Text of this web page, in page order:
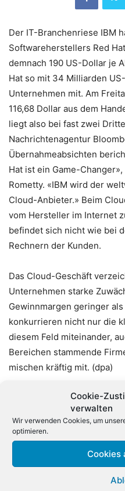
Cookie-
verwalten
Wir verwenden Cookies, um
optimieren.
Cookies
Der IT-Branchenriese IBM
Softwareherstellers Red
demnach 190 US-Dollar je
Hat so mit 34 Milliarden
Unternehmen mit. Am
116,68 Dollar aus dem
liegt also bei fast zwei
Nachrichtenagentur
Übernahmeabsichten
Hat ist ein Game-
Rometty. «IBM wird der
Cloud-Anbieter.» Beim
vom Hersteller im Internet
befindet sich nicht wie bei
Rechnern der Kunden.
Das Cloud-Geschäft
Unternehmen starke
Gewinnmargen geringer
konkurrieren nicht nur die
diesem Feld miteinander,
Bereichen stammende
mischen kräftig mit. (dpa)
Vorheriger Artikel